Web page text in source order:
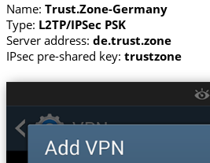
Name: Trust.Zone-Germany
Type: L2TP/IPSec PSK
Server address: de.trust.zone
IPsec pre-shared key: trustzone